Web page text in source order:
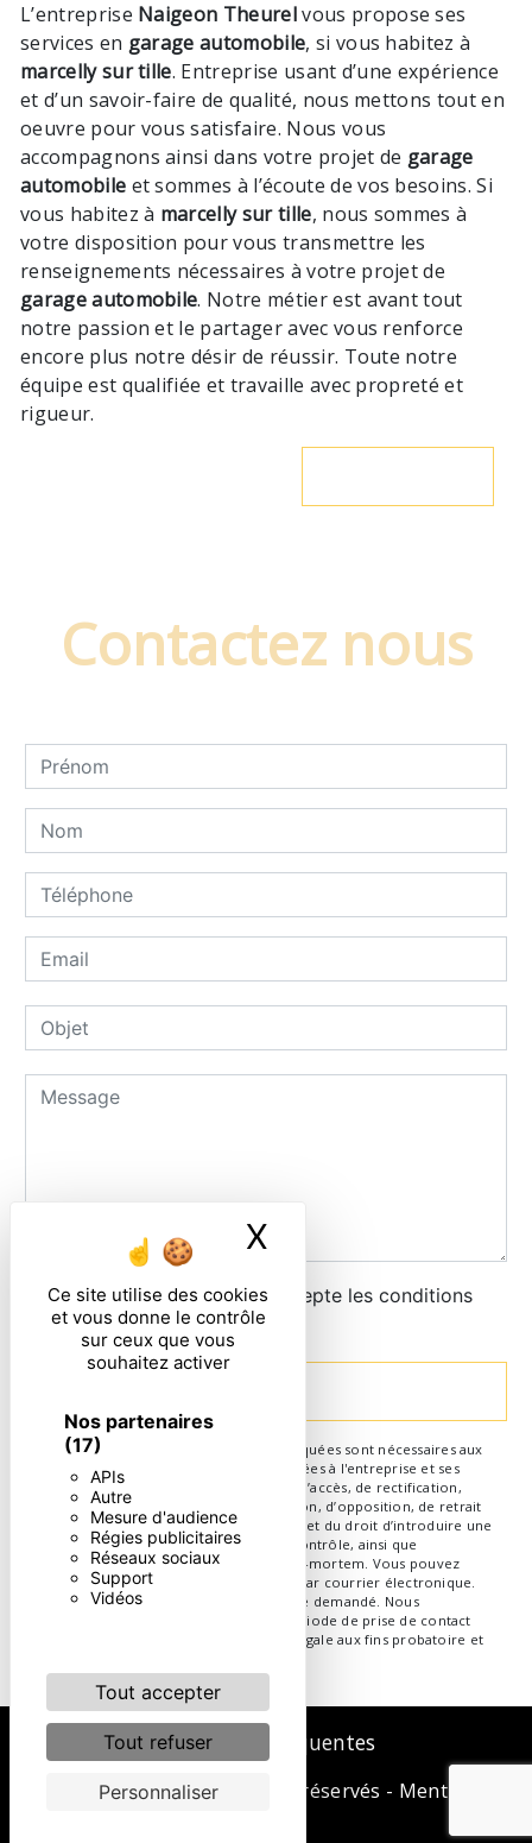
Ce site utilise des cookies
et vous donne le contrôle
sur ceux que vous
souhaitez activer
Nos partenaires
(17)
APIs
Autre
Mesure d'audience
Régies publicitaires
Réseaux sociaux
Support
Vidéos
Tout accepter
Tout refuser
Personnaliser
X
L’entreprise Naigeon Theurelvous propose ses
services en garage automobile, si vous habitez à
marcelly sur tille. Entreprise usant d’une expérience
et d’un savoir-faire de qualité, nous mettons tout en
oeuvre pour vous satisfaire. Nous vous
accompagnons ainsi dans votre projet de garage
automobile et sommes à l’écoute de vos besoins. Si
vous habitez à marcelly sur tille, nous sommes à
votre disposition pour vous transmettre les
renseignements nécessaires à votre projet de
garage automobile. Notre métier est avant tout
notre passion et le partager avec vous renforce
encore plus notre désir de réussir. Toute notre
équipe est qualifiée et travaille avec propreté et
rigueur.
Contactez nous
En cochant cette case, j'accepte les conditions
particulières ci-dessous **
** Les données personnelles communiquées sont nécessaires aux
fins de vous contacter. Elles sont destinées à l'entreprise et ses
sous-traitants. Vous disposez de droits d’accès, de rectification,
d’effacement, de portabilité, de limitation, d’opposition, de retrait
de votre consentement à tout moment et du droit d’introduire une
réclamation auprès d’une autorité de contrôle, ainsi que
d’organiser le sort de vos données post-mortem. Vous pouvez
exercer ces droits par voie postale ou par courrier électronique.
Un justificatif d'identité pourra vous être demandé. Nous
conservons vos données pendant la période de prise de contact
puis pendant la durée de prescription légale aux fins probatoire et
Recherches fréquentes
Vistalid- 2026 - Tous droits réservés - Mentions